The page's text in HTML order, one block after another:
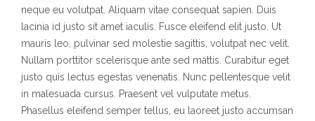
neque eu volutpat. Aliquam vitae consequat sapien. Duis
lacinia id justo sit amet iaculis. Fusce eleifend elit justo. Ut
mauris leo, pulvinar sed molestie sagittis, volutpat nec velit.
Nullam porttitor scelerisque ante sed mattis. Curabitur eget
justo quis lectus egestas venenatis. Nunc pellentesque velit
in malesuada cursus. Praesent vel vulputate metus.
Phasellus eleifend semper tellus, eu laoreet justo accumsan